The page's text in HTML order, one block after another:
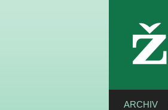
ARCHIV